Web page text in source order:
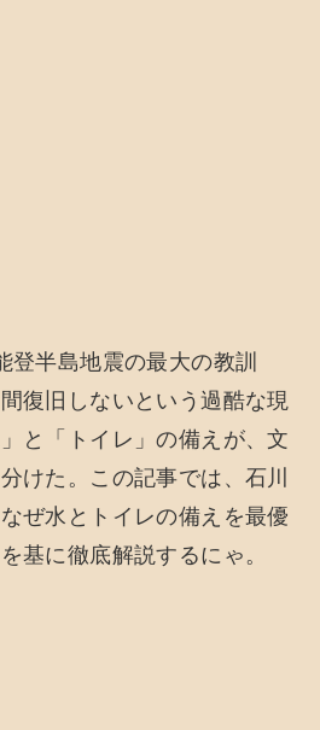
登半島地震の最大の教訓
復旧しないという過酷な現
と「トイレ」の備えが、文
けた。この記事では、石川
ぜ水とトイレの備えを最優
基に徹底解説するにゃ。